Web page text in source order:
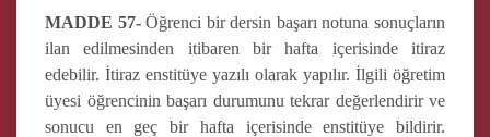
MADDE 57-Öğrenci bir dersin başarı notuna sonuçların
ilan edilmesinden itibaren bir hafta içerisinde itiraz
edebilir. İtiraz enstitüye yazılı olarak yapılır. İlgili öğretim
üyesi öğrencinin başarı durumunu tekrar değerlendirir ve
sonucu en geç bir hafta içerisinde enstitüye bildirir.